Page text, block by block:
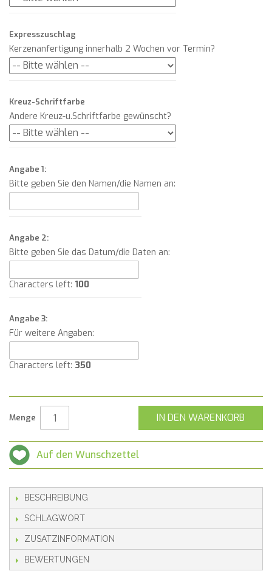
Expresszuschlag
Kerzenanfertigung innerhalb 2 Wochen vor Termin?
Kreuz-Schriftfarbe
Andere Kreuz-u.Schriftfarbe gewünscht?
Angabe 1:
Bitte geben Sie den Namen/die Namen an:
Angabe 2:
Bitte geben Sie das Datum/die Daten an:
Characters left: 100
Angabe 3:
Für weitere Angaben:
Characters left: 350
Menge IN DEN WARENKORB
Auf den Wunschzettel
BESCHREIBUNG
SCHLAGWORT
ZUSATZINFORMATION
BEWERTUNGEN